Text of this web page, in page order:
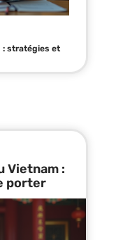
: stratégies et
Vietnam :
porter